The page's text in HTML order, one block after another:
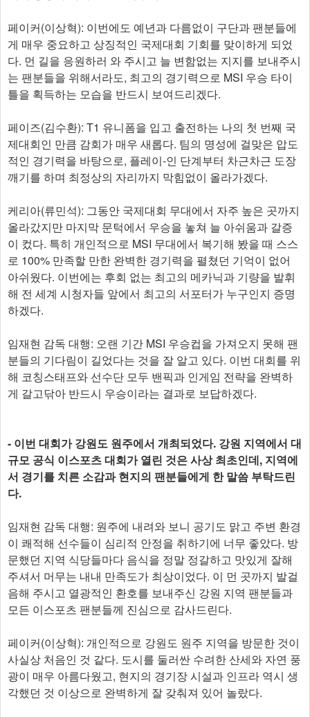
페이커(이상혁): 이번에도 예년과 다름없이 구단과 팬분들에
게 매우 중요하고 상징적인 국제대회 기회를 맞이하게 되었
다. 먼 길을 응원하러 와 주시고 늘 변함없는 지지를 보내주시
는 팬분들을 위해서라도, 최고의 경기력으로 MSI 우승 타이
틀을 획득하는 모습을 반드시 보여드리겠다.
페이즈(김수환): T1 유니폼을 입고 출전하는 나의 첫 번째 국
제대회인 만큼 감회가 매우 새롭다. 팀의 명성에 걸맞은 압도
적인 경기력을 바탕으로, 플레이-인 단계부터 차근차근 도장
깨기를 하며 최정상의 자리까지 막힘없이 올라가겠다.
케리아(류민석): 그동안 국제대회 무대에서 자주 높은 곳까지
올라갔지만 마지막 문턱에서 우승을 놓쳐 늘 아쉬움과 갈증
이 컸다. 특히 개인적으로 MSI 무대에서 복기해 봤을 때 스스
로 100% 만족할 만한 완벽한 경기력을 펼쳤던 기억이 없어
아쉬웠다. 이번에는 후회 없는 최고의 메카닉과 기량을 발휘
해 전 세계 시청자들 앞에서 최고의 서포터가 누구인지 증명
하겠다.
임재현 감독 대행: 오랜 기간 MSI 우승컵을 가져오지 못해 팬
분들의 기다림이 길었다는 것을 잘 알고 있다. 이번 대회를 위
해 코칭스태프와 선수단 모두 밴픽과 인게임 전략을 완벽하
게 갈고닦아 반드시 우승이라는 결과로 보답하겠다.
- 이번 대회가 강원도 원주에서 개최되었다. 강원 지역에서 대
규모 공식 이스포츠 대회가 열린 것은 사상 최초인데, 지역에
서 경기를 치른 소감과 현지의 팬분들에게 한 말씀 부탁드린
다.
임재현 감독 대행: 원주에 내려와 보니 공기도 맑고 주변 환경
이 쾌적해 선수들이 심리적 안정을 취하기에 너무 좋았다. 방
문했던 지역 식당들마다 음식을 정말 정갈하고 맛있게 잘해
주셔서 머무는 내내 만족도가 최상이었다. 이 먼 곳까지 발걸
음해 주시고 열광적인 환호를 보내주신 강원 지역 팬분들과
모든 이스포츠 팬분들께 진심으로 감사드린다.
페이커(이상혁): 개인적으로 강원도 원주 지역을 방문한 것이
사실상 처음인 것 같다. 도시를 둘러싼 수려한 산세와 자연 풍
광이 매우 아름다웠고, 현지의 경기장 시설과 인프라 역시 생
각했던 것 이상으로 완벽하게 잘 갖춰져 있어 놀랐다.